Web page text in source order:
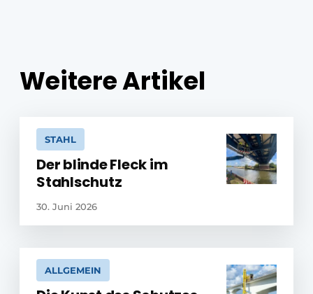
Weitere Artikel
STAHL
Der blinde Fleck im
Stahlschutz
30. Juni 2026
ALLGEMEIN